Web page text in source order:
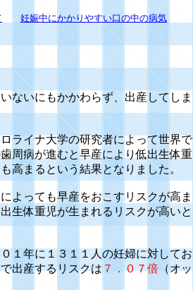
妊娠中にかかりやすい口の中の病気
ないにもかかわらず、出産してしま
ライナ大学の研究者によって世界で
周病が進むと早産により低出生体重
高まるという結果となりました。
よっても早産をおこすリスクが高ま
生体重児が生まれるリスクが高いと
１年に１３１１人の妊婦に対してお
出産するリスクは ７．０７倍 （オッ